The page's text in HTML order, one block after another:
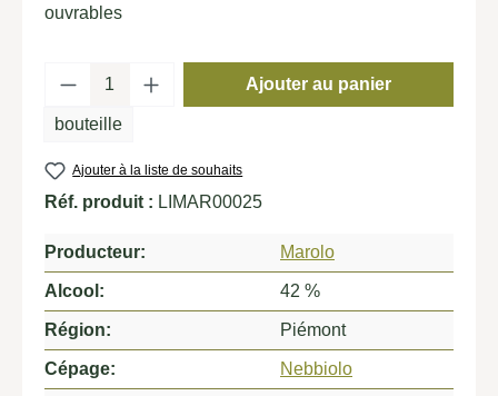
ouvrables
Quantité de produit : Entrez la quantité
bouteille
Ajouter au panier
Ajouter à la liste de souhaits
Réf. produit : LIMAR00025
Producteur: Marolo
Alcool: 42 %
Région: Piémont
Cépage: Nebbiolo